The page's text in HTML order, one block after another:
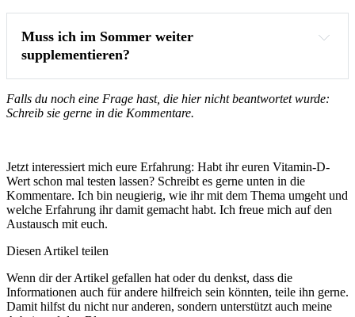
Muss ich im Sommer weiter
supplementieren?
Falls du noch eine Frage hast, die hier nicht beantwortet wurde:
Schreib sie gerne in die Kommentare.
Jetzt interessiert mich eure Erfahrung: Habt ihr euren Vitamin-D-
Wert schon mal testen lassen? Schreibt es gerne unten in die
Kommentare. Ich bin neugierig, wie ihr mit dem Thema umgeht und
welche Erfahrung ihr damit gemacht habt. Ich freue mich auf den
Austausch mit euch.
Diesen Artikel teilen
Wenn dir der Artikel gefallen hat oder du denkst, dass die
Informationen auch für andere hilfreich sein könnten, teile ihn gerne.
Damit hilfst du nicht nur anderen, sondern unterstützt auch meine